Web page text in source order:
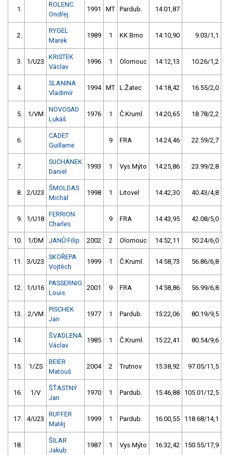
1.
ROLENC
Ondřej
1991 MT Pardub. 14:01,87
2.
RYGEL
Marek
1989 1 KK Brno 14:10,90 9.03/1,1
3. 1/U23
KRISTEK
Václav
1996 1 Olomouc 14:12,13 10.26/1,2
4.
SLANINA
Vladimír
1994 MT L.Žatec 14:18,42 16.55/2,0
5. 1/VM
NOVOSAD
Lukáš
1976 1 Č.Kruml. 14:20,65 18.78/2,2
6.
CADET
Guillame
9 FRA 14:24,46 22.59/2,7
7.
SUCHÁNEK
Daniel
1993 1 Vys.Mýto 14:25,86 23.99/2,8
8. 2/U23
ŠMOLDAS
Michal
1998 1 Litovel 14:42,30 40.43/4,8
9. 1/U18
FERRION
Charles
9 FRA 14:43,95 42.08/5,0
10. 1/DM JANŮ Filip 2002 2 Olomouc 14:52,11 50.24/6,0
11. 3/U23
SKOŘEPA
Vojtěch
1999 1 Č.Kruml. 14:58,73 56.86/6,8
12. 1/U16
PASSERNIG
Louis
2001 9 FRA 14:58,86 56.99/6,8
13. 2/VM
PISCHEK
Jan
1977 1 Pardub. 15:22,06 80.19/9,5
14.
ŠVADLENA
Václav
1985 1 Č.Kruml. 15:22,41 80.54/9,6
15. 1/ZS
BEIER
Matouš
2004 2 Trutnov 15:38,92 97.05/11,5
16. 1/V
ŠŤASTNÝ
Jan
1970 1 Pardub. 15:46,88 105.01/12,5
17. 4/U23
RUFFER
Matěj
1999 1 Pardub. 16:00,55 118.68/14,1
18.
ŠILAR
Jakub
1987 1 Vys.Mýto 16:32,42 150.55/17,9